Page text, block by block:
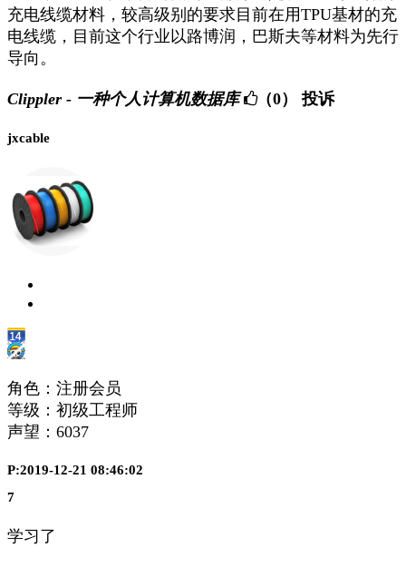
充电线缆材料，较高级别的要求目前在用TPU基材的充
电线缆，目前这个行业以路博润，巴斯夫等材料为先行
导向。
Clippler - 一种个人计算机数据库 （0） 投诉
jxcable
角色：注册会员
等级：初级工程师
声望： 6037
P:2019-12-21 08:46:02
7
学习了